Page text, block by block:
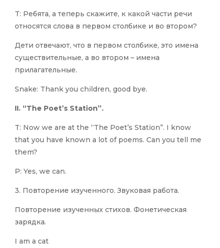
T: Ребята, а теперь скажите, к какой части речи
относятся слова в первом столбике и во втором?
Дети отвечают, что в первом столбике, это имена
существительные, а во втором – имена
прилагательные.
Snake: Thank you children, good bye.
II. “The Poet’s Station”.
T: Now we are at the “The Poet’s Station”. I know
that you have known a lot of poems. Can you tell me
them?
P: Yes, we can.
3. Повторение изученного. Звуковая работа.
Повторение изученных стихов. Фонетическая
зарядка.
I am a cat